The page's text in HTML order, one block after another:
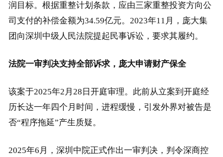
润目标。根据重整计划条款，应由三家重整投资方向公
司支付的补偿金额为34.59亿元。2023年11月，庞大集
团向深圳中级人民法院提起民事诉讼，要求其履约。
法院一审判决支持全部诉求， 庞大申请财产保全
该案于2025年2月28日开庭审理。此前从立案到开庭经
历长达一年四个月时间，进程缓慢，引发外界对被告是
否“程序拖延”产生质疑。
2025年6月，深圳中院正式作出一审判决，判令深商控